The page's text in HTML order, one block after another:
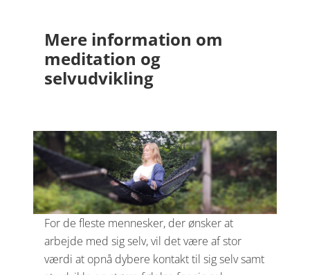
Mere information om
meditation og
selvudvikling
For de fleste mennesker, der ønsker at
arbejde med sig selv, vil det være af stor
værdi at opnå dybere kontakt til sig selv samt